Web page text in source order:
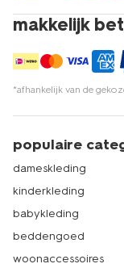
makkelijk
*afhankelijk van de
populaire
dameskleding
kinderkleding
babykleding
beddengoed
woonaccessoires